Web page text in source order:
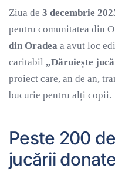
Ziua de 3 decembrie
pentru comunitatea din
din Oradea a avut loc
caritabil „Dăruiește
proiect care, an de an,
bucurie pentru alți copii.
Peste 200
jucării